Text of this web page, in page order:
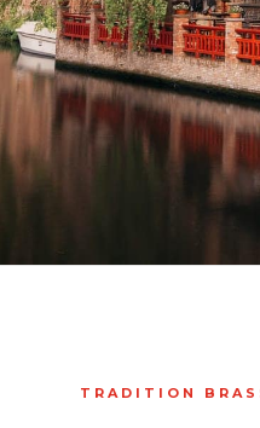
TRADITION